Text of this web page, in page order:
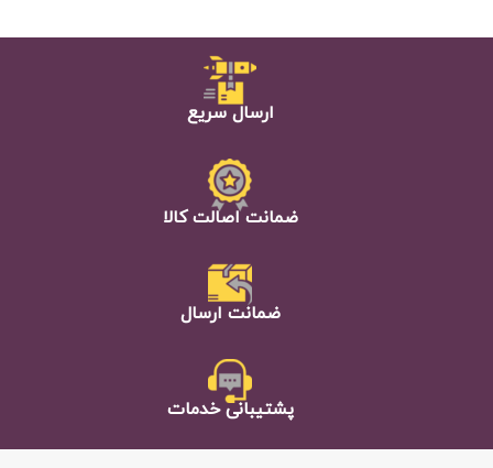
ارسال سریع
ضمانت اصالت كالا
ضمانت ارسال
پشتيبانی خدمات